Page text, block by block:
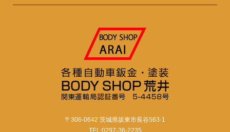
〒306-0642 茨城県坂東市長谷563-1
TEL:0297-36-2235